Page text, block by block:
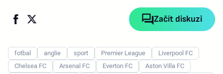
Začít diskuzi
fotbal anglie sport Premier League
Liverpool FC
Chelsea FC
Arsenal FC Everton FC
Aston Villa FC